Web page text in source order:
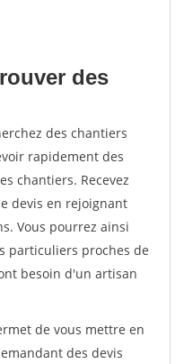
des
des chantiers
rapidement des
chantiers. Recevez
devis en rejoignant
Vous pourrez ainsi
particuliers proches de
besoin d'un artisan
de vous mettre en
des devis